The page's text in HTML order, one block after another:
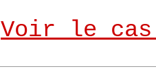
Voir le cas